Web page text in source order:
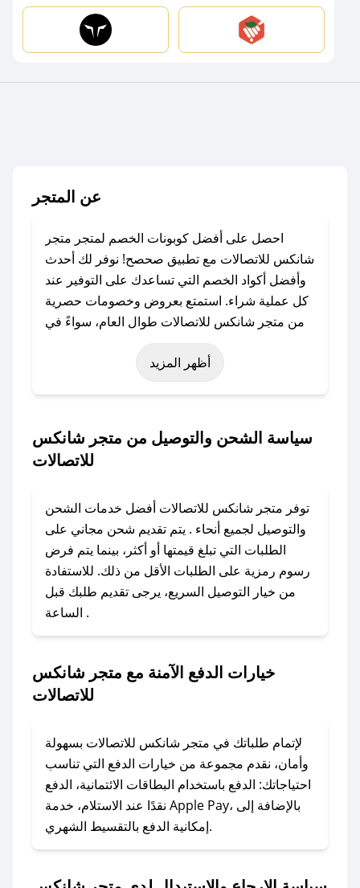
عن المتجر
احصل على أفضل كوبونات الخصم لمتجر متجر
شانكس للاتصالات مع تطبيق صحصح! نوفر لك أحدث
وأفضل أكواد الخصم التي تساعدك على التوفير عند
كل عملية شراء. استمتع بعروض وخصومات حصرية
من متجر شانكس للاتصالات طوال العام، سواءً في
المناسبات مثل عيد الفطر، عيد الأضحى، الجمعة
البيضاء (شهر نوفمبر)، رمضان، اليوم الوطني، يوم
التأسيس، أو حتى عروض خاصة أخرى.
للاتصالات؟
باستخدام تطبيق صحصح، يمكنك العثور بسهولة على
توفر الكوبون، تواصل معنا عبر تويتر أو البريد
الإلكتروني لإضافته بسرعة.
### كيفية استخدام كود خصم متجر شانكس
للاتصالات؟
1. انسخ كود الخصم من تطبيق صحصح.
2. الصقه في خانة الدفع عند التسوق من متجر
### ماذا أفعل إذا لم يعمل كود الخصم؟
الرسائل الخاصة على تويتر أو البريد الإلكتروني،
وسنقوم بحل المشكلة في أسرع وقت ممكن.
### ماذا أفعل إذا لم أجد كود خصم لمتجري
المفضل؟
أظهر المزيد
سياسة الشحن والتوصيل من متجر شانكس
للاتصالات
توفر متجر شانكس للاتصالات أفضل خدمات الشحن
والتوصيل لجميع أنحاء . يتم تقديم شحن مجاني على
الطلبات التي تبلغ قيمتها أو أكثر، بينما يتم فرض
رسوم رمزية على الطلبات الأقل من ذلك. للاستفادة
من خيار التوصيل السريع، يرجى تقديم طلبك قبل
الساعة .
خيارات الدفع الآمنة مع متجر شانكس
للاتصالات
لإتمام طلباتك في متجر شانكس للاتصالات بسهولة
وأمان، نقدم مجموعة من خيارات الدفع التي تناسب
احتياجاتك: الدفع باستخدام البطاقات الائتمانية، الدفع
نقدًا عند الاستلام، خدمة Apple Pay، بالإضافة إلى
إمكانية الدفع بالتقسيط الشهري.